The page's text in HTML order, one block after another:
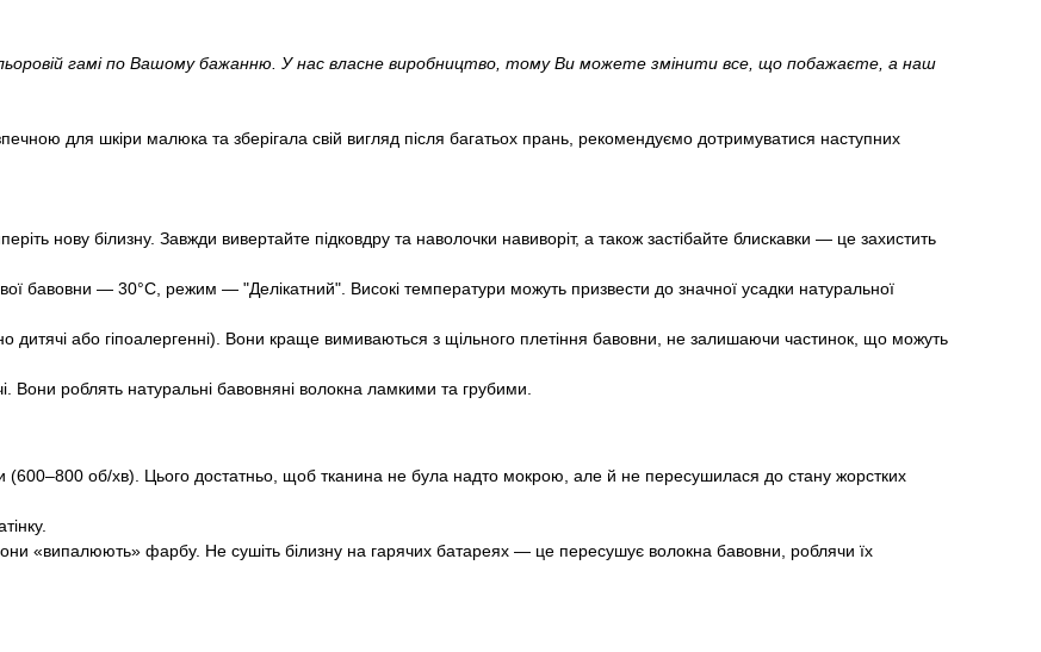
гамі по Вашому бажанню. У нас власне виробництво, тому Ви можете змінити все, що побажаєте, а наш
для шкіри малюка та зберігала свій вигляд після багатьох прань, рекомендуємо дотримуватися наступних
нову білизну. Завжди вивертайте підковдру та наволочки навиворіт, а також застібайте блискавки — це захистить
бавовни — 30°С, режим — "Делікатний". Високі температури можуть призвести до значної усадки натуральної
дитячі або гіпоалергенні). Вони краще вимиваються з щільного плетіння бавовни, не залишаючи частинок, що можуть
Вони роблять натуральні бавовняні волокна ламкими та грубими.
об/хв). Цього достатньо, щоб тканина не була надто мокрою, але й не пересушилася до стану жорстких
«випалюють» фарбу. Не сушіть білизну на гарячих батареях — це пересушує волокна бавовни, роблячи їх